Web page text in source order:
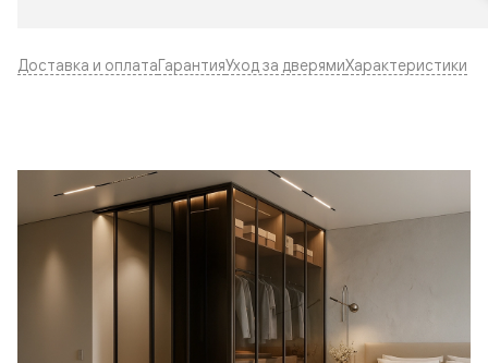
Доставка и оплатаГарантияУход за дверямиХарактеристики